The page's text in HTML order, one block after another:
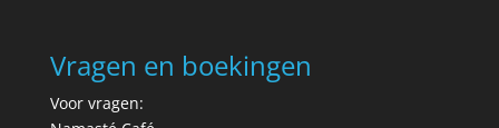
Vragen en boekingen
Voor vragen: